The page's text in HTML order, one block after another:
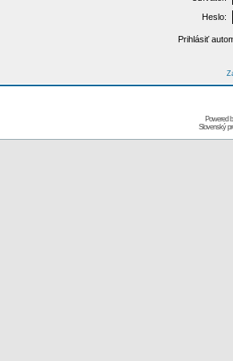
Heslo:
Prihlásiť
Powered
Slovenský